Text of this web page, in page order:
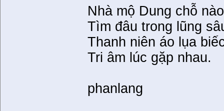
Nhà mộ Dung chỗ
Tìm đâu trong lũng
Thanh niên áo lụa
Tri âm lúc gặp nhau.
phanlang